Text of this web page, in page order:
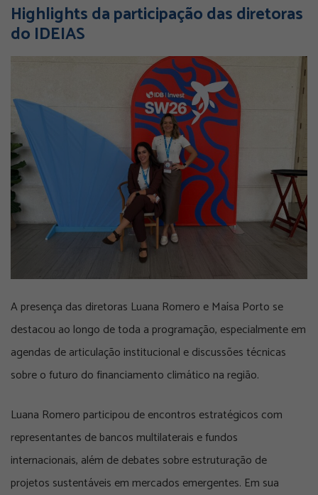
Highlights da participação das diretoras
do IDEIAS
A presença das diretoras Luana Romero e Maísa Porto se
destacou ao longo de toda a programação, especialmente em
agendas de articulação institucional e discussões técnicas
sobre o futuro do financiamento climático na região.
Luana Romero participou de encontros estratégicos com
representantes de bancos multilaterais e fundos
internacionais, além de debates sobre estruturação de
projetos sustentáveis em mercados emergentes. Em sua